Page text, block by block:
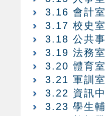
3.16 會計
3.17 校史
3.18 公共
3.19 法務
3.20 體育
3.21 軍訓
3.22 資訊
3.23 學生